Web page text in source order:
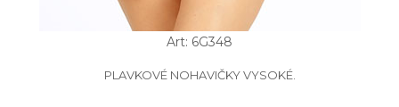
Art: 6G348
PLAVKOVÉ NOHAVIČKY VYSOKÉ.